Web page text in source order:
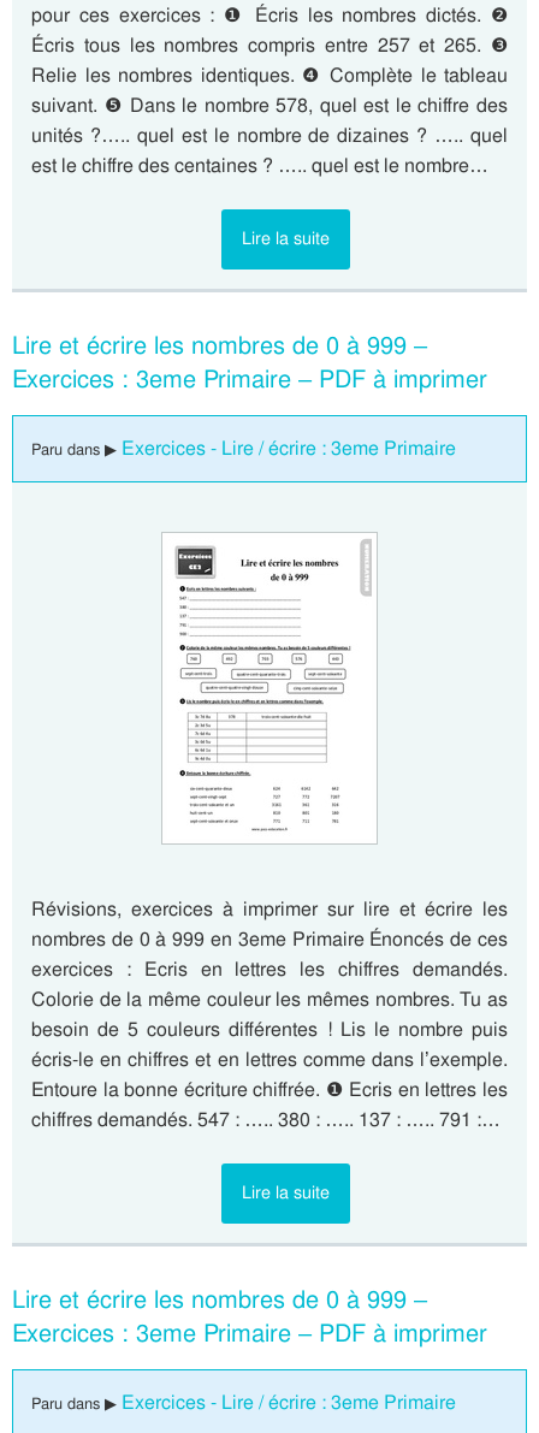
pour ces exercices : ❶ Écris les nombres dictés. ❷
Écris tous les nombres compris entre 257 et 265. ❸
Relie les nombres identiques. ❹ Complète le tableau
suivant. ❺ Dans le nombre 578, quel est le chiffre des
unités ?….. quel est le nombre de dizaines ? ….. quel
est le chiffre des centaines ? ….. quel est le nombre…
Lire la suite
Lire et écrire les nombres de 0 à 999 –
Exercices : 3eme Primaire – PDF à imprimer
Paru dans ▶ Exercices - Lire / écrire : 3eme Primaire
Révisions, exercices à imprimer sur lire et écrire les
nombres de 0 à 999 en 3eme Primaire Énoncés de ces
exercices : Ecris en lettres les chiffres demandés.
Colorie de la même couleur les mêmes nombres. Tu as
besoin de 5 couleurs différentes ! Lis le nombre puis
écris-le en chiffres et en lettres comme dans l’exemple.
Entoure la bonne écriture chiffrée. ❶ Ecris en lettres les
chiffres demandés. 547 : ….. 380 : ….. 137 : ….. 791 :…
Lire la suite
Lire et écrire les nombres de 0 à 999 –
Exercices : 3eme Primaire – PDF à imprimer
Paru dans ▶ Exercices - Lire / écrire : 3eme Primaire